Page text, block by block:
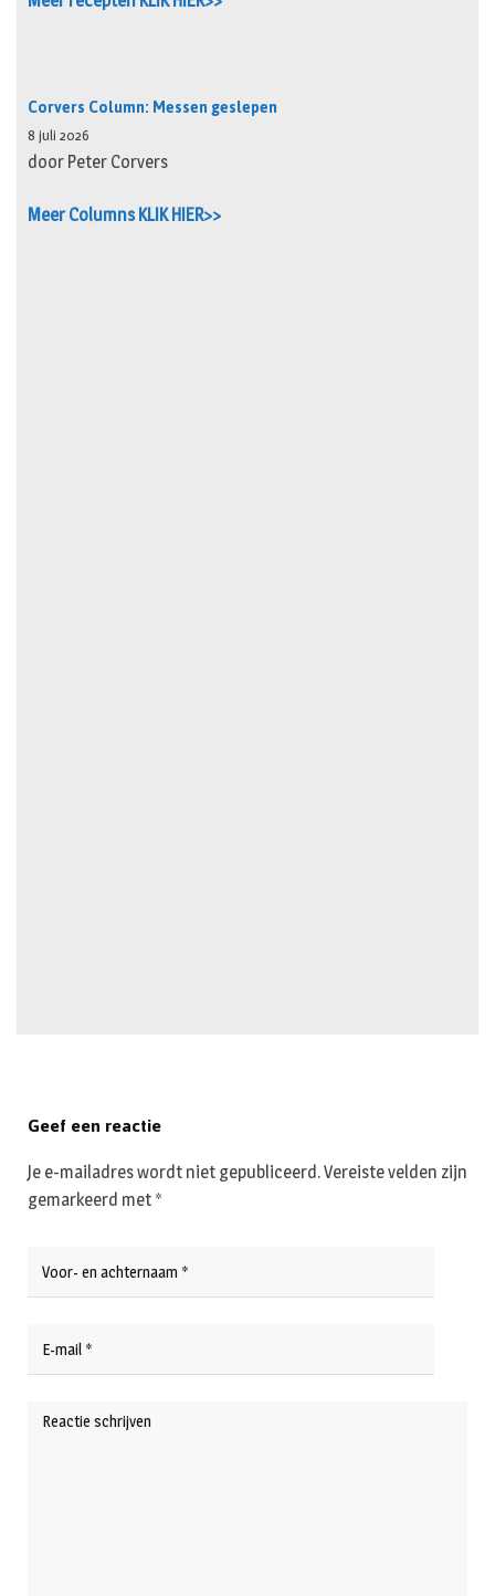
Corvers Column: Messen geslepen
8 juli 2026
door Peter Corvers
Meer Columns KLIK HIER>>
Geef een reactie
Je e-mailadres wordt niet gepubliceerd.Vereiste velden zijn
gemarkeerd met *